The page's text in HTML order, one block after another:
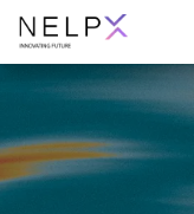
Zum Inhalt springen